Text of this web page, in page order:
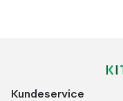
Kundeservice